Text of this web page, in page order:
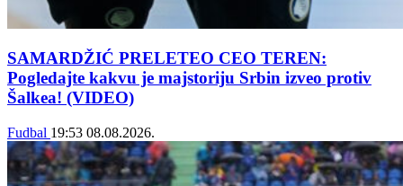
SAMARDŽIĆ PRELETEO CEO TEREN:
Pogledajte kakvu je majstoriju Srbin izveo protiv
Šalkea! (VIDEO)
Fudbal 19:53 08.08.2026.